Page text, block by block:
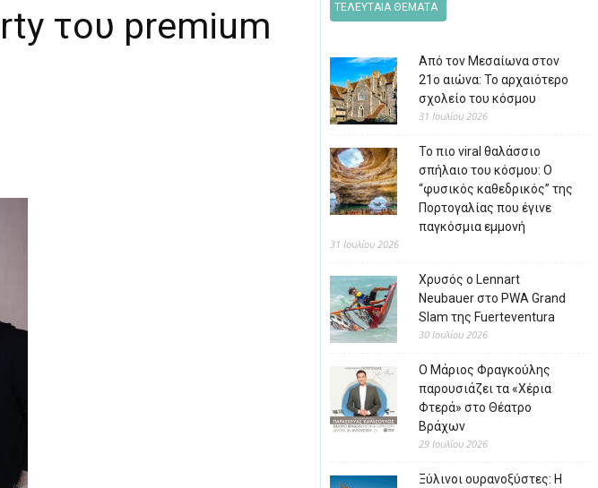
του premium
ΤΕΛΕΥΤΑΙΑ ΘΕΜΑΤΑ
Από τον Μεσαίωνα στον
21ο αιώνα: Το αρχαιότερο
σχολείο του κόσμου
31 Ιουλίου 2026
Το πιο viral θαλάσσιο
σπήλαιο του κόσμου: Ο
“φυσικός καθεδρικός” της
Πορτογαλίας που έγινε
παγκόσμια εμμονή
31 Ιουλίου 2026
Χρυσός ο Lennart
Neubauer στο PWA Grand
Slam της Fuerteventura
30 Ιουλίου 2026
Ο Μάριος Φραγκούλης
παρουσιάζει τα «Χέρια
Φτερά» στο Θέατρο
Βράχων
29 Ιουλίου 2026
Ξύλινοι ουρανοξύστες: Η